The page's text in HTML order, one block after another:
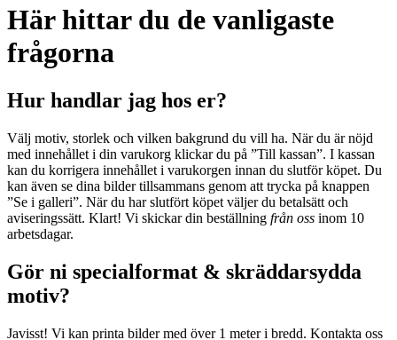
Här hittar du de vanligaste
frågorna
Hur handlar jag hos er?
Välj motiv, storlek och vilken bakgrund du vill ha. När du är nöjd
med innehållet i din varukorg klickar du på ”Till kassan”. I kassan
kan du korrigera innehållet i varukorgen innan du slutför köpet. Du
kan även se dina bilder tillsammans genom att trycka på knappen
”Se i galleri”. När du har slutfört köpet väljer du betalsätt och
aviseringssätt. Klart! Vi skickar din beställning från oss inom 10
arbetsdagar.
Gör ni specialformat & skräddarsydda
motiv?
Javisst! Vi kan printa bilder med över 1 meter i bredd. Kontakta oss